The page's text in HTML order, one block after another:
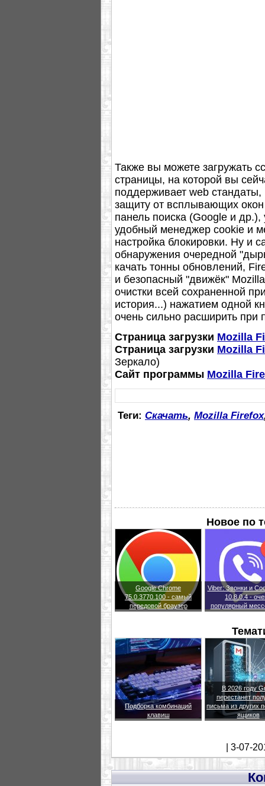
Также вы можете загружать
страницы, на которой вы
поддерживает web
защиту от всплывающих
панель поиска (Google и
удобный менеджер cookie и
настройка блокировки. Ну и
обнаружения очередной
качать тонны обновлений,
и безопасный "движёк"
очистки всей сохраненной
история...) нажатием одной
очень сильно расширить
Страница загрузки Mozilla
Страница загрузки Mozilla
Зеркало)
Сайт программы Mozilla
Теги: Скачать, Mozilla Firefox
Новое по
Google Chrome
75.0.3770.100 - самый
передовой браузер
Viber: Звонки и
10.8.0.4 -
популярный
Подборка комбинаций
клавиш
В 2026 году
перестанет
письма из других
ящиков
| 3-07-